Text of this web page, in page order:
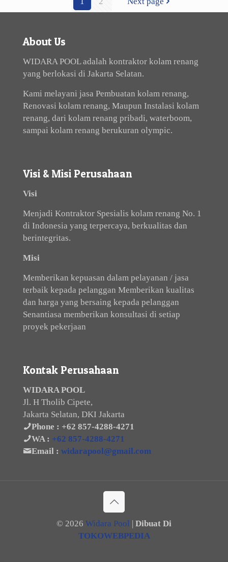
About Us
WIDARA POOL adalah kontraktor kolam renang
yang berlokasi di Jakarta Selatan.
Kami melayani jasa Pembuatan kolam renang,
Renovasi kolam renang, Maupun Instalasi kolam
renang, dari kolam renang pribadi, waterboom,
sampai kolam renang berukuran olympic.
Visi & Misi Perusahaan
Visi
Menjadi Kontraktor Spesialis kolam renang No. 1
di Indonesia yang terpercaya, berkualitas dan
berintegritas.
Misi
Memberikan kepuasan dalam pelayanan / jasa
terbaik kepada pelanggan Memberikan kualitas
dan harga yang bersaing kepada pelanggan
Senantiasa memberikan konsultasi di setiap
proyek pekerjaan
Kontak Perusahaan
WIDARA POOL
Jl. H Tholib Cipete,
Jakarta Selatan, DKI Jakarta
Phone : +62 857-4288-4271
WA : +62 857-4288-4271
Email : widarapool@gmail.com
© 2026 Widara Pool | Dibuat Di
TOKOWEBPEDIA